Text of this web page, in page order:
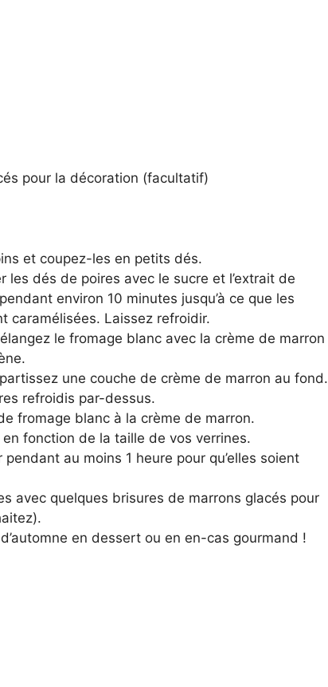
pour la décoration (facultatif)
et coupez-les en petits dés.
les dés de poires avec le sucre et l’extrait de
environ 10 minutes jusqu’à ce que les
caramélisées. Laissez refroidir.
le fromage blanc avec la crème de marron
une couche de crème de marron au fond.
refroidis par-dessus.
fromage blanc à la crème de marron.
fonction de la taille de vos verrines.
au moins 1 heure pour qu’elles soient
avec quelques brisures de marrons glacés pour
en dessert ou en en-cas gourmand !